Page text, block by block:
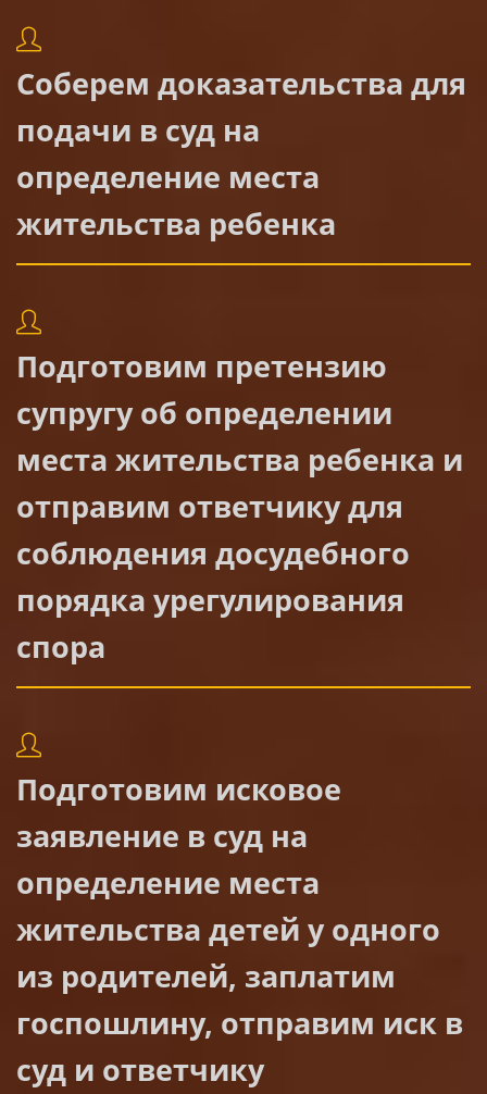
Соберем доказательства для
подачи в суд на
определение места
жительства ребенка
Подготовим претензию
супругу об определении
места жительства ребенка и
отправим ответчику для
соблюдения досудебного
порядка урегулирования
спора
Подготовим исковое
заявление в суд на
определение места
жительства детей у одного
из родителей, заплатим
госпошлину, отправим иск в
суд и ответчику